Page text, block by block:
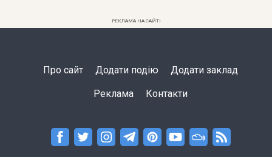
РЕКЛАМА НА САЙТІ
Про сайт Додати подію Додати заклад
Реклама Контакти